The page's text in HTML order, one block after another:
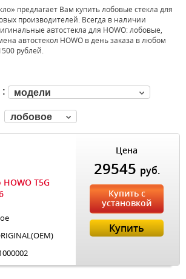
предлагает Вам купить лобовые стекла для
производителей. Всегда в наличии
автостекла для HOWO: лобовые,
автостекол HOWO в день заказа в любом
рублей.
модели
лобовое
T5G
Цена
29545 руб.
Купить с
установкой
Купить